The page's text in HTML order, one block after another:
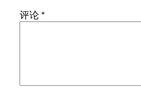
评论*